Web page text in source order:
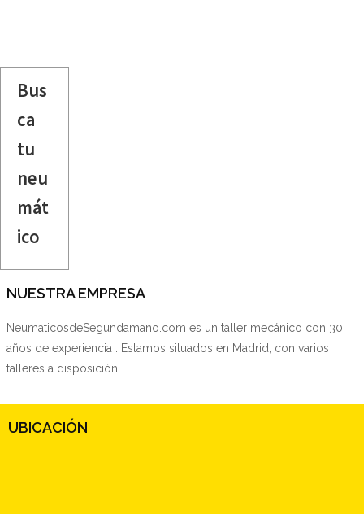
Bus
ca
tu
neu
mát
ico
NUESTRA EMPRESA
NeumaticosdeSegundamano.com es un taller mecánico con 30
años de experiencia . Estamos situados en Madrid, con varios
talleres a disposición.
UBICACIÓN